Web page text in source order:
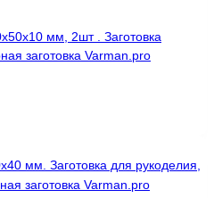
мм, 2шт . Заготовка
заготовка Varman.pro